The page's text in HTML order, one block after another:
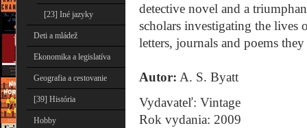
[23] Iné jazyky
Deti a mládež
Ekonomika a legislatíva
Geografia a cestovanie
[39] História
Hobby
detective novel and a
scholars investigating the
letters, journals and poems
Autor: A. S. Byatt
Vydavateľ: Vintage
Rok vydania: 2009